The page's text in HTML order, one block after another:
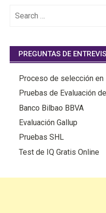
for:
PREGUNTAS DE
Proceso de selección en
Pruebas de Evaluación
Banco Bilbao BBVA
Evaluación Gallup
Pruebas SHL
Test de IQ Gratis Online